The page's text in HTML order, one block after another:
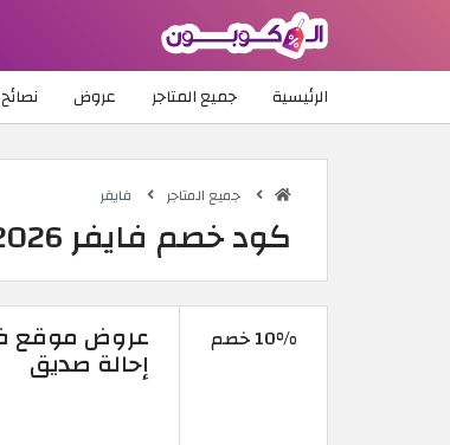
الرئيسية جميع المتاجر عروض نصائح
جميع المتاجر فايفر
كود خصم فايفر 2026 | عروض موقع فايفر الإمارات العربية
10% خصم
إحالة صديق